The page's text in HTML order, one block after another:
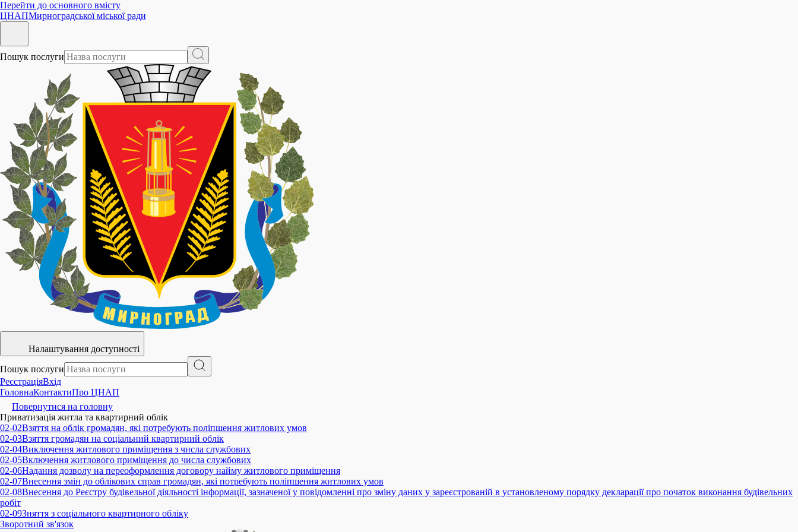
Перейти до основного вмісту
ЦНАПМирноградської міської ради
Пошук послуги
Налаштування доступності
Пошук послуги
РеєстраціяВхід
ГоловнаКонтактиПро ЦНАП
Повернутися на головну
Приватизація житла та квартирний облік
02-02Взяття на облік громадян, які потребують поліпшення житлових умов
02-03Взяття громадян на соціальний квартирний облік
02-04Виключення житлового приміщення з числа службових
02-05Включення житлового приміщення до числа службових
02-06Надання дозволу на переоформлення договору найму житлового приміщення
02-07Внесення змін до облікових справ громадян, які потребують поліпшення житлових умов
02-08Внесення до Реєстру будівельної діяльності інформації, зазначеної у повідомленні про зміну даних у зареєстрованій в установленому порядку декларації про початок виконання будівельних
робіт
02-09Зняття з соціального квартирного обліку
Зворотний зв'язок